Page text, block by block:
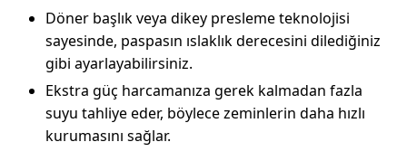
Döner başlık veya dikey presleme teknolojisi
sayesinde, paspasın ıslaklık derecesini dilediğiniz
gibi ayarlayabilirsiniz.
Ekstra güç harcamanıza gerek kalmadan fazla
suyu tahliye eder, böylece zeminlerin daha hızlı
kurumasını sağlar.